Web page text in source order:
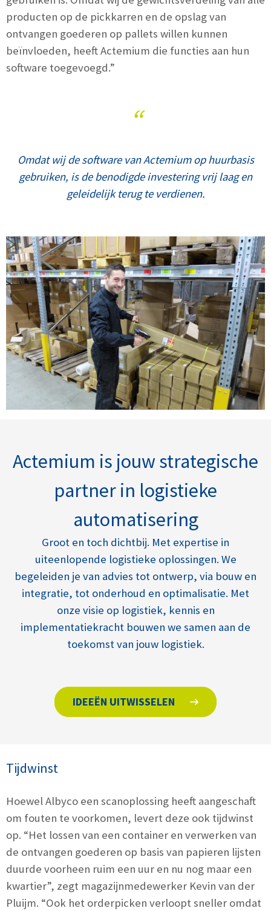
producten op de pickkarren en de opslag van
ontvangen goederen op pallets willen kunnen
beïnvloeden, heeft Actemium die functies aan hun
software toegevoegd.”
“
Omdat wij de software van Actemium op huurbasis
gebruiken, is de benodigde investering vrij laag en
geleidelijk terug te verdienen.
Actemium is jouw strategische
partner in logistieke
automatisering
Groot en toch dichtbij. Met expertise in
uiteenlopende logistieke oplossingen. We
begeleiden je van advies tot ontwerp, via bouw en
integratie, tot onderhoud en optimalisatie. Met
onze visie op logistiek, kennis en
implementatiekracht bouwen we samen aan de
toekomst van jouw logistiek.
IDEEËN UITWISSELEN
Tijdwinst
Hoewel Albyco een scanoplossing heeft aangeschaft
om fouten te voorkomen, levert deze ook tijdwinst
op. “Het lossen van een container en verwerken van
de ontvangen goederen op basis van papieren lijsten
duurde voorheen ruim een uur en nu nog maar een
kwartier”, zegt magazijnmedewerker Kevin van der
Pluijm. “Ook het orderpicken verloopt sneller omdat